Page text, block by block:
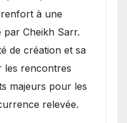
à une
par Cheikh Sarr.
de création et sa
les rencontres
majeurs pour les
relevée.